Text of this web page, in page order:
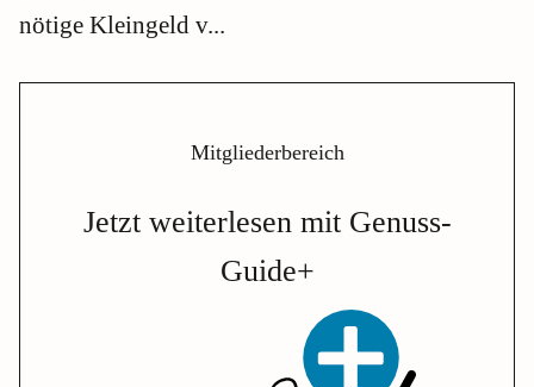
nötige Kleingeld v...
Mitgliederbereich
Jetzt weiterlesen mit Genuss-
Guide+